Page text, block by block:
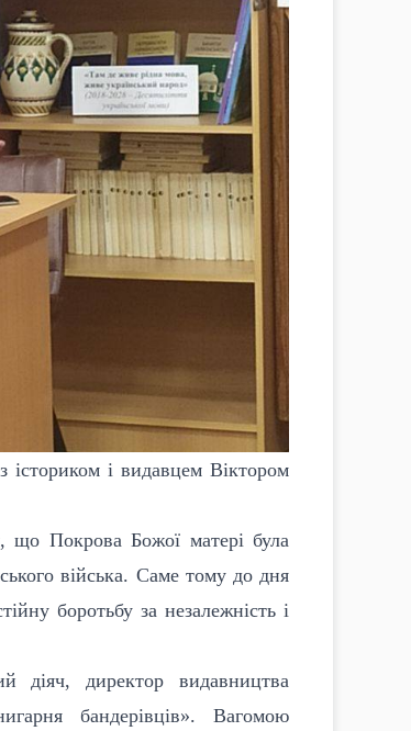
істориком і видавцем Віктором
що Покрова Божої матері була
війська. Саме тому до дня
боротьбу за незалежність і
діяч, директор видавництва
бандерівців». Вагомою